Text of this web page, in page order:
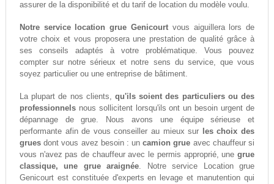
assurer de la disponibilité et du tarif de location du modèle voulu.
Notre service location grue Genicourt vous aiguillera lors de
votre choix et vous proposera une prestation de qualité grâce à
ses conseils adaptés à votre problématique. Vous pouvez
compter sur notre sérieux et notre sens du service, que vous
soyez particulier ou une entreprise de bâtiment.
La plupart de nos clients, qu'ils soient des particuliers ou des
professionnelsnous sollicitent lorsqu'ils ont un besoin urgent de
dépannage de grue. Nous avons une équipe sérieuse et
performante afin de vous conseiller au mieux sur
les choix des
gruesdont vous avez besoin : uncamion grue avec chauffeur si
vous n'avez pas de chauffeur avec le permis approprié, unegrue
classique, une grue araignée. Notre service Location grue
Genicourt est constituée d'experts en levage et manutention qui